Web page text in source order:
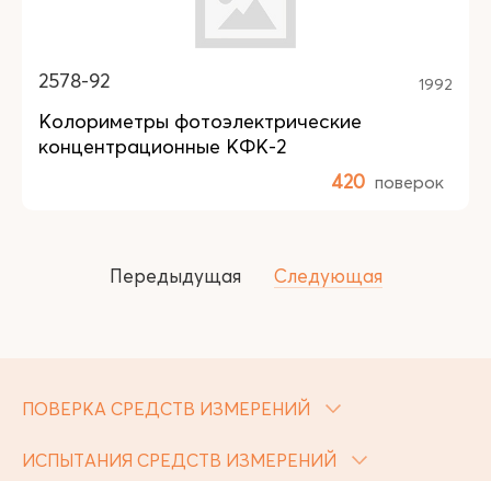
2578-92 1992
Колориметры фотоэлектрические
концентрационные КФК-2
420 поверок
Передыдущая Следующая
ПОВЕРКА СРЕДСТВ ИЗМЕРЕНИЙ
ИСПЫТАНИЯ СРЕДСТВ ИЗМЕРЕНИЙ